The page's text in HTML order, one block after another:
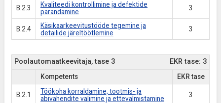
B.2.3
Kvaliteedi kontrollimine ja defektide
parandamine
3
B.2.4
Käsikaarkeevitustööde tegemine ja
detailide järeltöötlemine
3
Poolautomaatkeevitaja, tase 3 EKR tase: 3
Kompetents EKR tase
B.2.1
Töökoha korraldamine, tootmis- ja
abivahendite valimine ja ettevalmistamine
3